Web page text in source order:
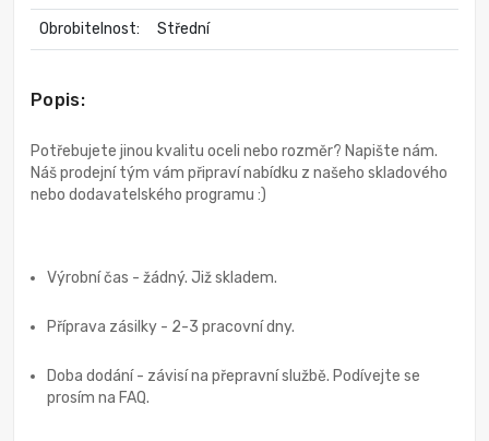
Obrobitelnost: Střední
Popis:
Potřebujete jinou kvalitu oceli nebo rozměr? Napište nám.
Náš prodejní tým vám připraví nabídku z našeho skladového
nebo dodavatelského programu :)
Výrobní čas - žádný. Již skladem.
Příprava zásilky - 2-3 pracovní dny.
Doba dodání - závisí na přepravní službě. Podívejte se
prosím na FAQ.